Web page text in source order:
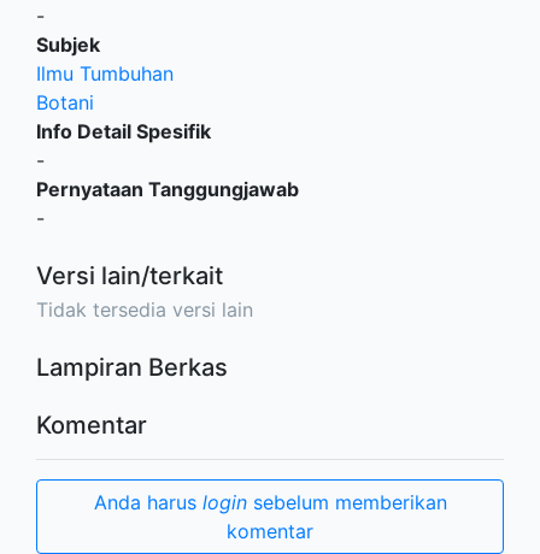
-
Subjek
Ilmu Tumbuhan
Botani
Info Detail Spesifik
-
Pernyataan Tanggungjawab
-
Versi lain/terkait
Tidak tersedia versi lain
Lampiran Berkas
Komentar
Anda harus loginsebelum memberikan
komentar